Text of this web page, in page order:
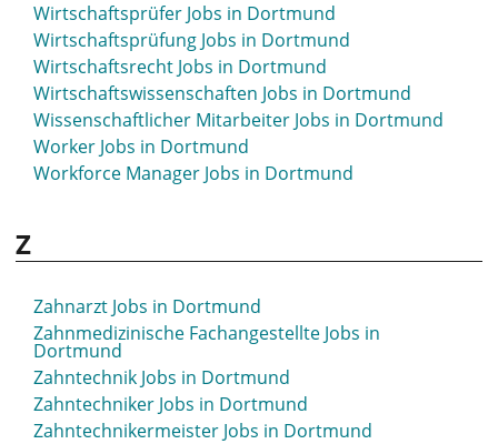
Wirtschaftsprüfer Jobs in Dortmund
Wirtschaftsprüfung Jobs in Dortmund
Wirtschaftsrecht Jobs in Dortmund
Wirtschaftswissenschaften Jobs in Dortmund
Wissenschaftlicher Mitarbeiter Jobs in Dortmund
Worker Jobs in Dortmund
Workforce Manager Jobs in Dortmund
Z
Zahnarzt Jobs in Dortmund
Zahnmedizinische Fachangestellte Jobs in
Dortmund
Zahntechnik Jobs in Dortmund
Zahntechniker Jobs in Dortmund
Zahntechnikermeister Jobs in Dortmund